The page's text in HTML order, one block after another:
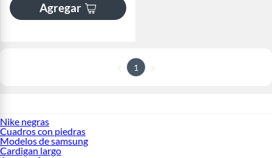
Agregar
1
Nike negras
Cuadros con piedras
Modelos de samsung
Cardigan largo